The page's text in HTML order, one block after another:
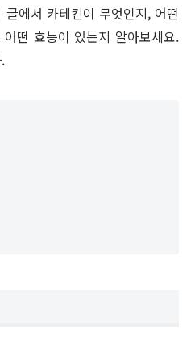
에서 카테킨이 무엇인지, 어떤
떤 효능이 있는지 알아보세요.